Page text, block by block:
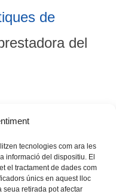
tecnologies com ara les
informació del dispositiu. El
el tractament de dades com
únics en aquest lloc
seua retirada pot afectar
de
del